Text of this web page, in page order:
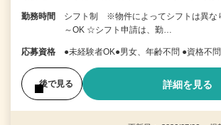
勤務時間
シフト制 ※物件によってシフトは異な
～OK ☆シフト申請は、勤…
応募資格 ●未経験者OK●男女、年齢不問 ●資格不問
後で見る 詳細を見る